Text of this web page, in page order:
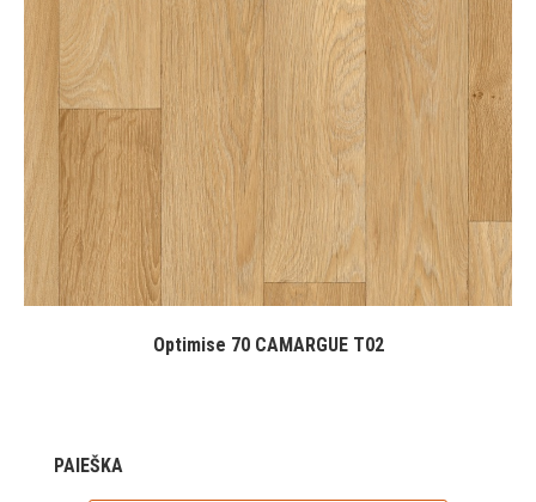
Optimise 70 CAMARGUE T02
PAIEŠKA